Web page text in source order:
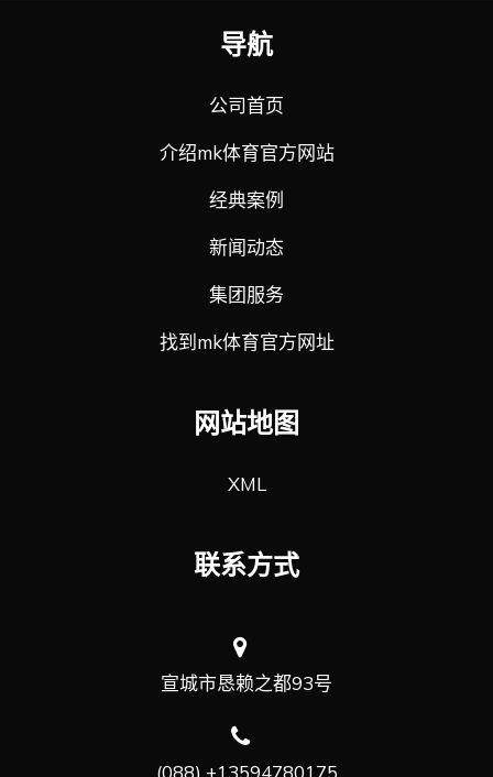
导航
公司首页
介绍mk体育官方网站
经典案例
新闻动态
集团服务
找到mk体育官方网址
网站地图
XML
联系方式
宣城市恳赖之都93号
(088) +13594780175